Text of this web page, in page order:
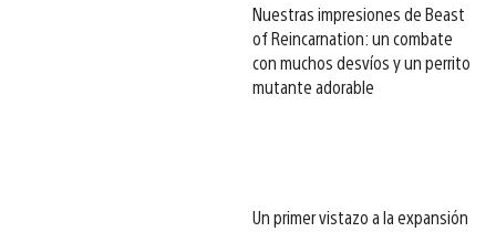
Nuestras impresiones de Beast
of Reincarnation: un combate
con muchos desvíos y un perrito
mutante adorable
Un primer vistazo a la expansión